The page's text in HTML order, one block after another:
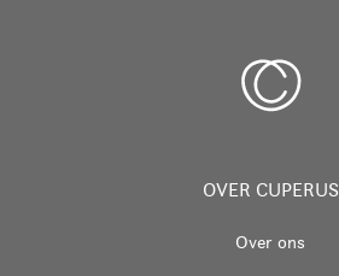
OVER CUPERUS
Over ons